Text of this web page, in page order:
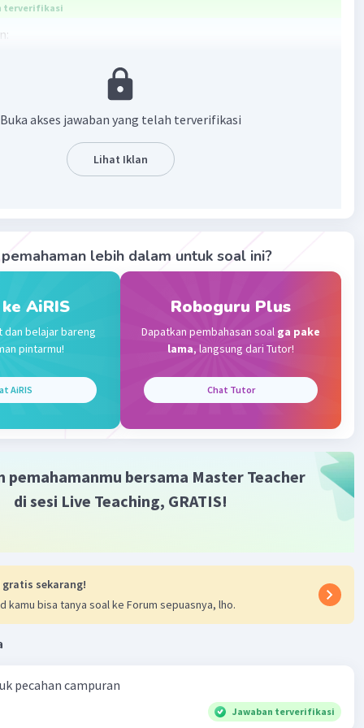
terverifikasi
balok. Rumus luas permukaan balok adalah sebagai
= 2 × (panjang × lebar + panjang × tinggi + lebar ×
= 2 × (16 × 6 + 16 × tinggi + 6 × tinggi)
+ 16tinggi + 6tinggi)
+ 22tinggi)
- 192
balok tersebut adalah 12 cm.
Community Level 89
14:13
terverifikasi
balok =:l 720 cm²
cm
Buka akses jawaban yang telah terverifikasi
Lihat Iklan
lebih dalam untuk soal ini?
AiRIS
dan belajar bareng
pintarmu!
AiRIS
Roboguru Plus
Dapatkan pembahasan soal ga pake
lama, langsung dari Tutor!
Chat Tutor
pemahamanmu bersama Master Teacher
di sesi Live Teaching, GRATIS!
gratis sekarang!
kamu bisa tanya soal ke Forum sepuasnya, lho.
pecahan campuran
Jawaban terverifikasi